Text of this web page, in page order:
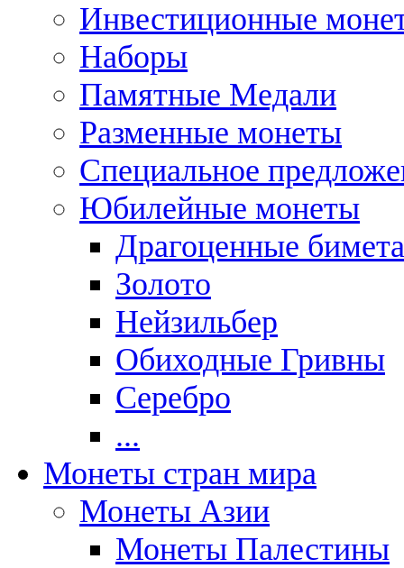
Инвестиционные
Наборы
Памятные Медали
Разменные монеты
Специальное
Юбилейные монеты
Драгоценные
Золото
Нейзильбер
Обиходные Гривны
Серебро
...
Монеты стран мира
Монеты Азии
Монеты Палестины